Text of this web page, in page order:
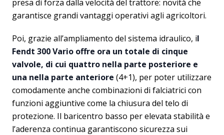
presa di forza dalla velocità del trattore: novità che
garantisce grandi vantaggi operativi agli agricoltori.
Poi, grazie all’ampliamento del sistema idraulico, il
Fendt 300 Vario offre ora un totale di cinque
valvole, di cui quattro nella parte posteriore e
una nella parte anteriore (4+1), per poter utilizzare
comodamente anche combinazioni di falciatrici con
funzioni aggiuntive come la chiusura del telo di
protezione. Il baricentro basso per elevata stabilità e
l’aderenza continua garantiscono sicurezza sui